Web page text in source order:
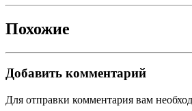
Похожие
Добавить комментарий
Для отправки комментария вам